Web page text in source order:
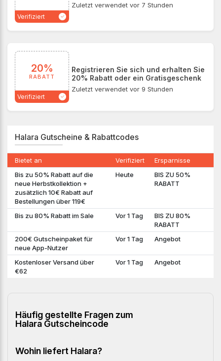
Verifiziert
Zuletzt verwendet vor 7 Stunden
20%
RABATT
Verifiziert
Registrieren Sie sich und erhalten Sie
20% Rabatt oder ein Gratisgeschenk
Zuletzt verwendet vor 9 Stunden
Halara Gutscheine & Rabattcodes
Bietet an Verifiziert
Ersparnisse
Bis zu 50% Rabatt auf die
neue Herbstkollektion +
zusätzlich 10€ Rabatt auf
Bestellungen über 119€
Heute
BIS ZU 50%
RABATT
Bis zu 80% Rabatt im Sale Vor 1 Tag
BIS ZU 80%
RABATT
200€ Gutscheinpaket für
neue App-Nutzer
Vor 1 Tag Angebot
Kostenloser Versand über
€62
Vor 1 Tag Angebot
Häufig gestellte Fragen zum
Halara Gutscheincode
Wohin liefert Halara?